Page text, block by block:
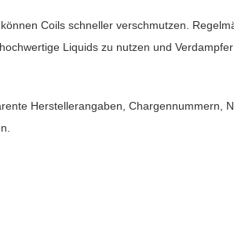
Coils schneller verschmutzen.
Liquids zu nutzen und
Herstellerangaben, Chargennummern,